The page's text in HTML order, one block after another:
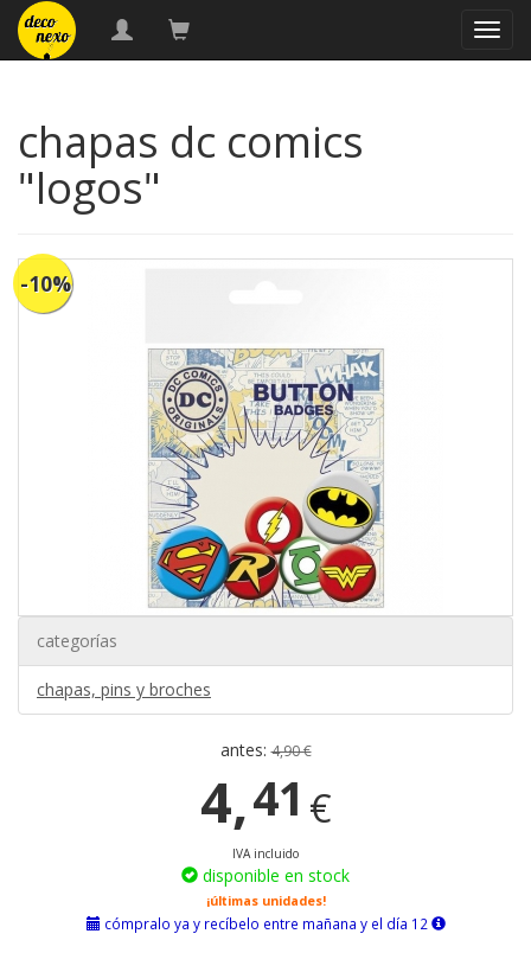
chapas dc comics
"logos"
-10%
categorías
chapas, pins y broches
antes:4,90 €
4,41 €
IVA incluido
disponible en stock
¡últimas unidades!
cómpralo ya y recíbelo entre mañana y el día 12